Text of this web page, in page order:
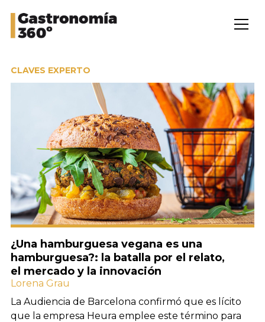
CLAVES EXPERTO
¿Una hamburguesa vegana es una
hamburguesa?: la batalla por el relato,
el mercado y la innovación
Lorena Grau
La Audiencia de Barcelona confirmó que es lícito
que la empresa Heura emplee este término para